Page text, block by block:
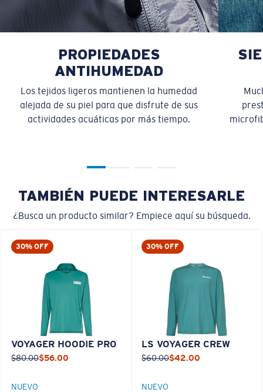
PROPIEDADES
ANTIHUMEDAD
Los tejidos ligeros mantienen la humedad
alejada de su piel para que disfrute de sus
actividades acuáticas por más tiempo.
TAMBIÉN PUEDE INTERESARLE
¿Busca un producto similar? Empiece aquí su búsqueda.
30% OFF
VOYAGER HOODIE PRO
$80.00$56.00
NUEVO
30% OFF
LS VOYAGER CREW
$60.00$42.00
NUEVO